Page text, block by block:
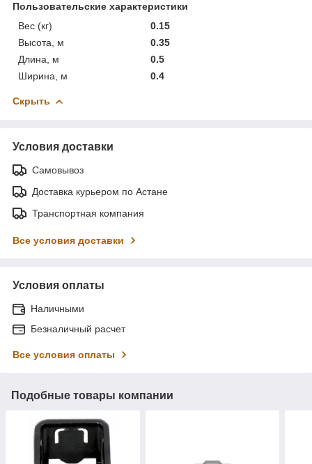
Пользовательские характеристики
Вес (кг)
0.15
Высота, м
0.35
Длина, м
0.5
Ширина, м
0.4
Скрыть
Условия доставки
Самовывоз
Доставка курьером по Астане
Транспортная компания
Все условия доставки
Условия оплаты
Наличными
Безналичный расчет
Все условия оплаты
Подобные товары компании